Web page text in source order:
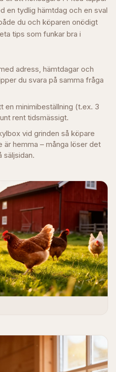
en tydlig hämtdag och en sval
du och köparen onödigt
tips som funkar bra i
adress, hämtdagar och
du svara på samma fråga
en minimibeställning (t.ex. 3
rent tidsmässigt.
vid grinden så köpare
är hemma – många löser det
säljsidan.